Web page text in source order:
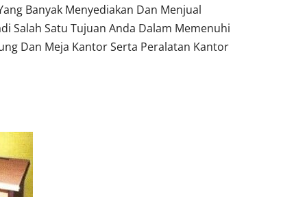
Banyak Menyediakan Dan Menjual
Salah Satu Tujuan Anda Dalam Memenuhi
Dan Meja Kantor Serta Peralatan Kantor